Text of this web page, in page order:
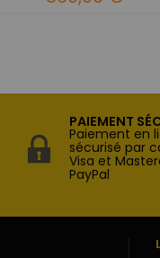
PAIEMENT
Paiement en
sécurisé par
Visa et
PayPal